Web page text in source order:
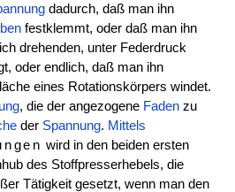
dadurch, daß man ihn
festklemmt, oder daß man ihn
drehenden, unter Federdruck
oder endlich, daß man ihn
eines Rotationskörpers windet.
, die der angezogene Fadenzu
der Spannung. Mittels
wird in den beiden ersten
des Stoffpresserhebels, die
Tätigkeit gesetzt, wenn man den